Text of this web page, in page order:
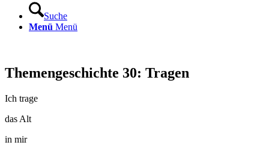
Suche
Menü Menü
Themengeschichte 30: Tragen
Ich trage
das Alt
in mir